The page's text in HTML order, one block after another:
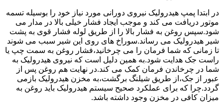
در ابتدا پمپ هیدرولیک نیروی دورانی مورد نیاز خود را بوسیله تسمه
موتور دریافت می کند و موجب ایجاد فشار خیلی بالا در مدار می
شود.سپس روغن به فشار بالا را از طریق لوله فشار قوی به پشت
شیر هیدرولیک می رساند.سوراخ های روی این شیر سبب می شوند
تا زمانی که شما فرمان را می چرخانید،فشار روغن به سمت چپ یا
راست جک هدایت شود.به همین دلیل است که نیروی هیدرولیک به
شما در چرخاندن فرمان کمک می کند.در نهایت هم روغن پس از
عبور از جک،از طریق شیلنگ برگشت،به مخزن هیدرولیک بازمی
گردد.چرا که برای عملکرد صحیح سیستم هیدرولیک باید روغن به
میزان کافی در مخزن وجود داشته باشد.